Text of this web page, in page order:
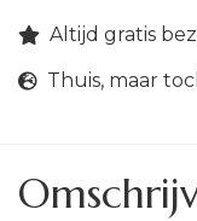
Altijd gratis
Thuis, maar